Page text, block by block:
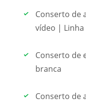
Conserto de
vídeo |
Conserto de
branca
Conserto de